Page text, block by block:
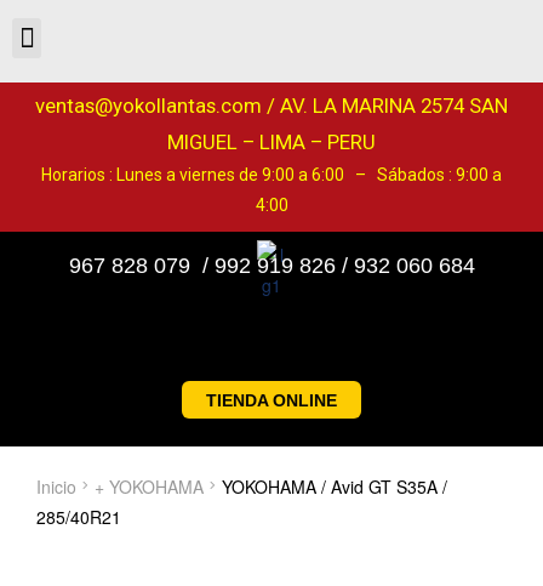
ventas@yokollantas.com / AV. LA MARINA 2574 SAN
MIGUEL – LIMA – PERU
Horarios : Lunes a viernes de 9:00 a 6:00 – Sábados : 9:00 a
4:00
967 828 079 / 992 919 826 / 932 060 684
TIENDA ONLINE
Inicio + YOKOHAMA
YOKOHAMA / Avid GT S35A /
285/40R21